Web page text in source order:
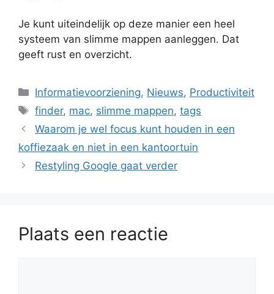
Je kunt uiteindelijk op deze manier een heel
systeem van slimme mappen aanleggen. Dat
geeft rust en overzicht.
Categorieën
Informatievoorziening, Nieuws, Productiviteit
Tags
finder, mac, slimme mappen,tags
Waarom je wel focus kunt houden in een
koffiezaak en niet in een kantoortuin
Restyling Google gaat verder
Plaats een reactie